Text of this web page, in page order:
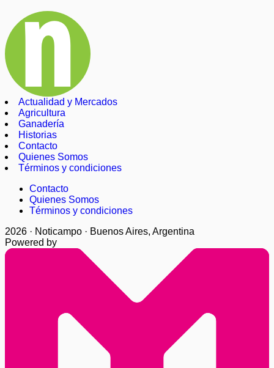
Actualidad y Mercados
Agricultura
Ganadería
Historias
Contacto
Quienes Somos
Términos y condiciones
Contacto
Quienes Somos
Términos y condiciones
2026 · Noticampo · Buenos Aires, Argentina
Powered by